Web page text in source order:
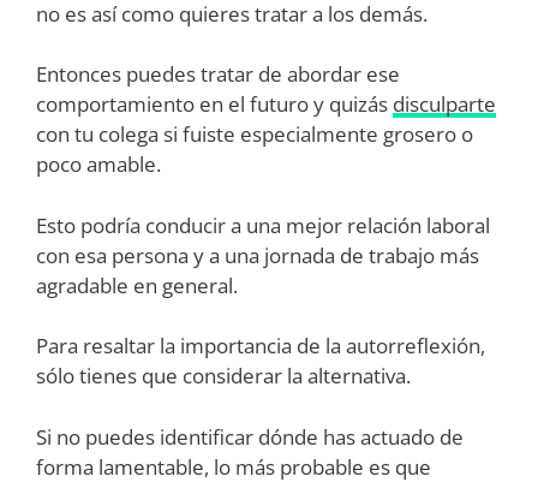
no es así como quieres tratar a los demás.
Entonces puedes tratar de abordar ese
comportamiento en el futuro y quizás disculparte
con tu colega si fuiste especialmente grosero o
poco amable.
Esto podría conducir a una mejor relación laboral
con esa persona y a una jornada de trabajo más
agradable en general.
Para resaltar la importancia de la autorreflexión,
sólo tienes que considerar la alternativa.
Si no puedes identificar dónde has actuado de
forma lamentable, lo más probable es que